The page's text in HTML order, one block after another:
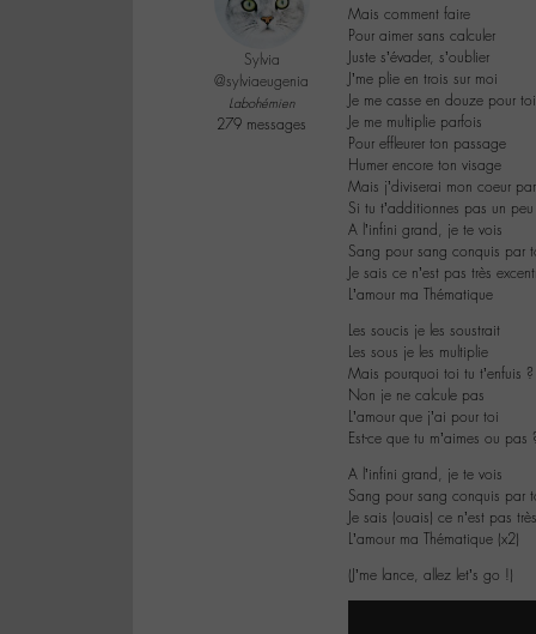
Sylvia
@sylviaeugenia
Labohémien
279 messages
Mais comment faire
Pour aimer sans calculer
Juste s’évader, s’oublier
J’me plie en trois sur moi
Je me casse en douze pour toi
Je me multiplie parfois
Pour effleurer ton passage
Humer encore ton visage
Mais j’diviserai mon coeur
Si tu t’additionnes pas un peu
A l’infini grand, je te vois
Sang pour sang conquis par
Je sais ce n’est pas très
L’amour ma Thématique
Les soucis je les soustrait
Les sous je les multiplie
Mais pourquoi toi tu t’enfuis ?
Non je ne calcule pas
L’amour que j’ai pour toi
Est-ce que tu m’aimes ou pas
A l’infini grand, je te vois
Sang pour sang conquis par
Je sais (ouais) ce n’est pas
L’amour ma Thématique (x2)
(J’me lance, allez let’s go !)